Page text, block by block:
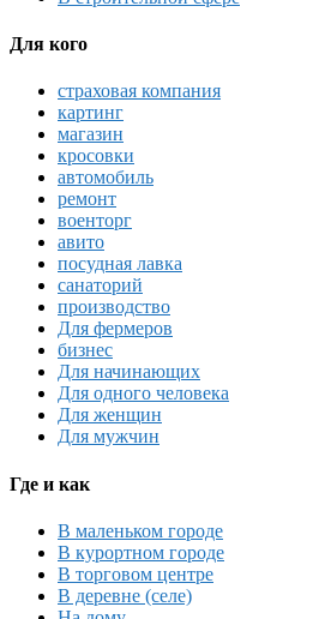
Для кого
страховая компания
картинг
магазин
кросовки
автомобиль
ремонт
военторг
авито
посудная лавка
санаторий
производство
Для фермеров
бизнес
Для начинающих
Для одного человека
Для женщин
Для мужчин
Где и как
В маленьком городе
В курортном городе
В торговом центре
В деревне (селе)